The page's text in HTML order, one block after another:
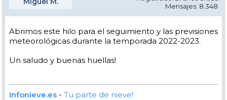
Mensajes: 8.348
Abrimos este hilo para el seguimiento y las previsiones
meteorológicas durante la temporada 2022-2023.
Un saludo y buenas huellas!
Infonieve.es - Tu parte de nieve!